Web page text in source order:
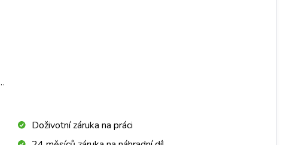
Doživotní záruka na práci